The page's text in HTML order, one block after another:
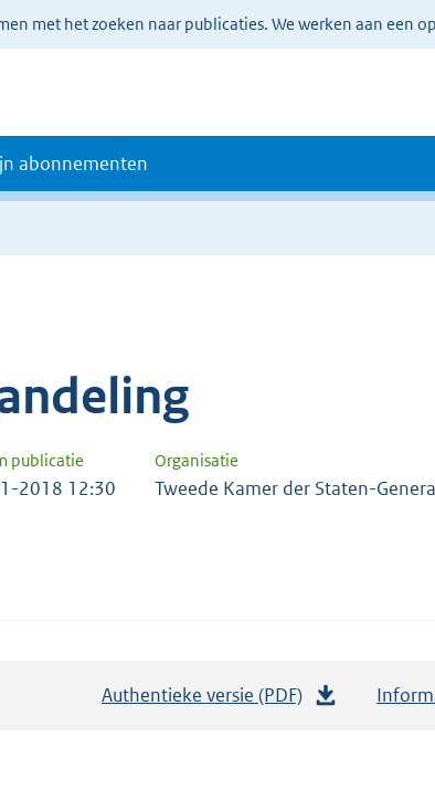
met het zoeken naar publicaties. We werken aan een
abonnementen
publicatie Organisatie
2018 12:30 Tweede Kamer der Staten-
Authentieke versie (PDF)